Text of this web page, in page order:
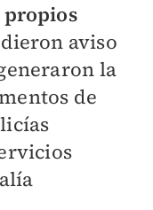
propios
aviso
la
de